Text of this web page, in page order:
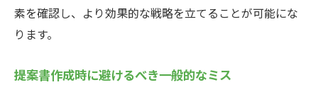
解体工事提案書作成でよくある質問とその解決
策
提案書作成で直面する一般的な課題
素を確認し、より効果的な戦略を立てることが可能にな
ります。
提案書作成時に避けるべき一般的なミス